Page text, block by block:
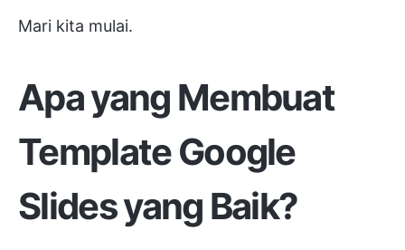
Mari kita mulai.
Apa yang Membuat
Template Google
Slides yang Baik?